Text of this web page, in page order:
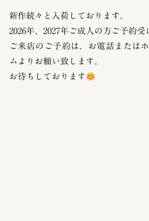
新作続々と入荷しております。
2026年、2027年ご成人の方ご予約受
ご来店のご予約は、お電話または
ムよりお願い致します。
お待ちしております